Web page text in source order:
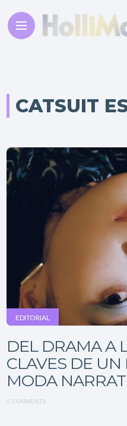
CATSUIT
EDITORIAL
DEL DRAMA A
CLAVES DE
MODA
0 COMMENTS